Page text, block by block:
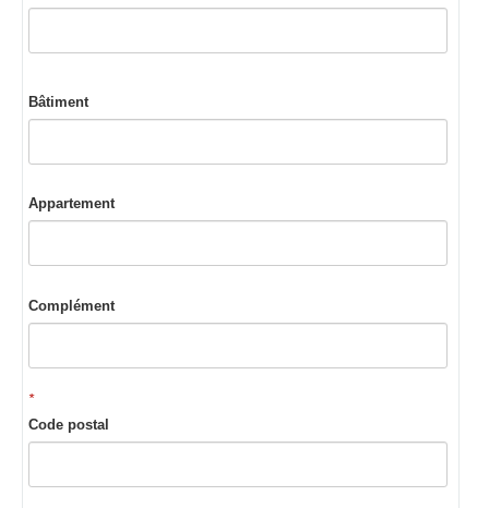
Bâtiment
Appartement
Complément
*
Code postal